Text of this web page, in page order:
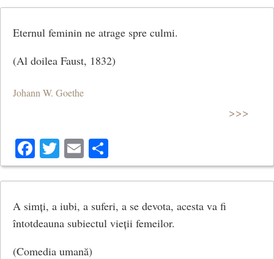
Eternul feminin ne atrage spre culmi.
(Al doilea Faust, 1832)
Johann W. Goethe
>>>
Facebook
Twitter
Email
A simți, a iubi, a suferi, a se devota, acesta va fi
întotdeauna subiectul vieții femeilor.
(Comedia umană)